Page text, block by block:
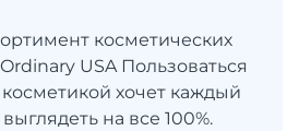
косметических
USA Пользоваться
хочет каждый
на все 100%.